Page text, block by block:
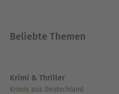
Beliebte Themen
Krimi & Thriller
Krimis aus Deutschland